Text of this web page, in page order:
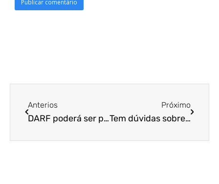
Anterios
DARF poderá ser pago via Pix!
Próximo
Tem dúvidas sobre o que diz a LGPD sobre encarregado de dados? Então leia nosso material!